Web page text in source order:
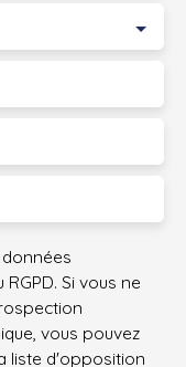
Si vous ne
vous pouvez
liste d'opposition